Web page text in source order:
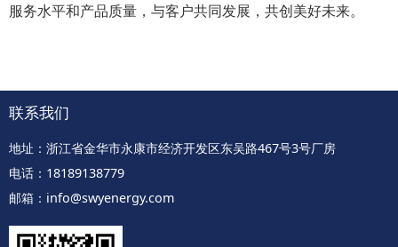
服务水平和产品质量，与客户共同发展，共创美好未来。
联系我们
地址：浙江省金华市永康市经济开发区东吴路467号3号厂房
电话：18189138779
邮箱：info@swyenergy.com